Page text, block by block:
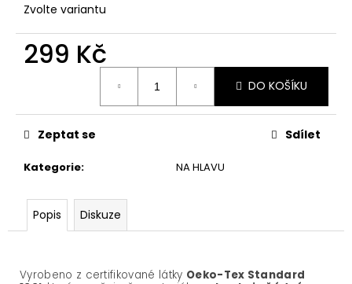
Zvolte variantu
299 Kč
DO KOŠÍKU
Kategorie: NA HLAVU
Zeptat se Sdílet
Popis Diskuze
Vyrobeno z certifikované látky Oeko-Tex Standard
BARVY)
199
Kč